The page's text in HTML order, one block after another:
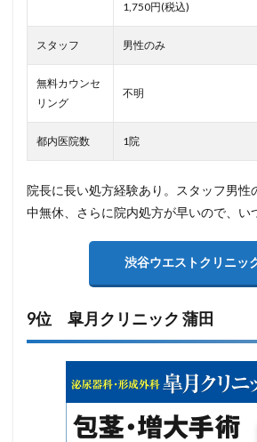
1,750円(税込)
スタッフ 男性のみ
無料カウンセ
リング
不明
都内医院数 1院
院長に長い処方経験あり。スタッフ男性
中無休、さらに院内処方が早いので、い
渋谷ウエストクリニッ
9位 皐月クリニック 蒲田